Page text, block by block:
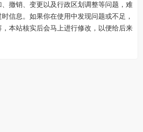
撤销、变更以及行政区划调整等问题，难
信息。如果你在使用中发现问题或不足，
本站核实后会马上进行修改，以便给后来